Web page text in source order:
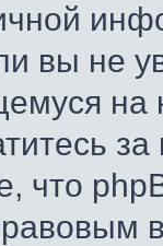
вы не
что